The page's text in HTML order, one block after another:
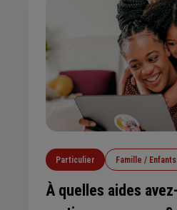
Particulier Famille / Enfants
À quelles aides